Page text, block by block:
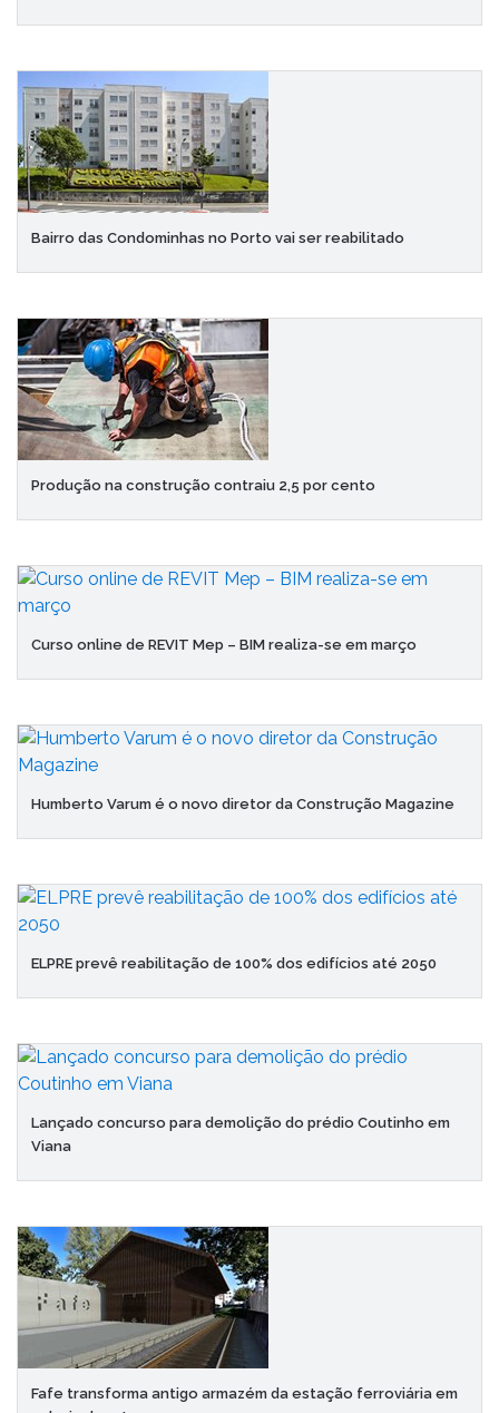
Bairro das Condominhas no Porto vai ser reabilitado
Produção na construção contraiu 2,5 por cento
Curso online de REVIT Mep – BIM realiza-se em março
Humberto Varum é o novo diretor da Construção Magazine
ELPRE prevê reabilitação de 100% dos edifícios até 2050
Lançado concurso para demolição do prédio Coutinho em
Viana
Fafe transforma antigo armazém da estação ferroviária em